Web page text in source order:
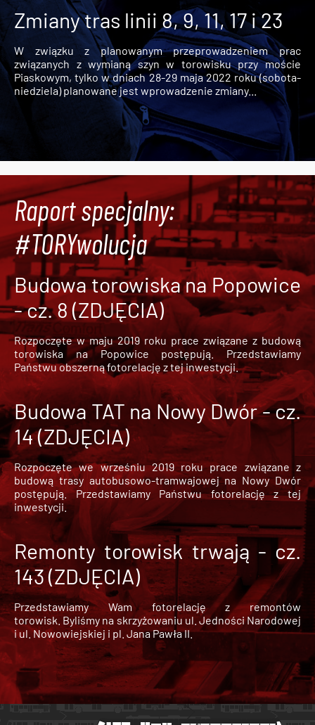
Zmiany tras linii 8, 9, 11, 17 i 23
W związku z planowanym przeprowadzeniem prac
związanych z wymianą szyn w torowisku przy moście
Piaskowym, tylko w dniach 28-29 maja 2022 roku (sobota-
niedziela) planowane jest wprowadzenie zmiany...
Raport specjalny:
#TORYwolucja
Budowa torowiska na Popowice
- cz. 8 (ZDJĘCIA)
Rozpoczęte w maju 2019 roku prace związane z budową
torowiska na Popowice
postępują. Przedstawiamy
Państwu obszerną fotorelację z tej inwestycji.
Budowa TAT na Nowy Dwór - cz.
14 (ZDJĘCIA)
Rozpoczęte we wrześniu 2019 roku prace związane z
budową trasy autobusowo-tramwajowej na Nowy Dwór
postępują. Przedstawiamy Państwu fotorelację z tej
inwestycji.
Remonty torowisk trwają - cz.
143 (ZDJĘCIA)
Przedstawiamy Wam fotorelację z remontów
torowisk. Byliśmy na skrzyżowaniu ul. Jedności Narodowej
i ul. Nowowiejskiej i pl. Jana Pawła II.